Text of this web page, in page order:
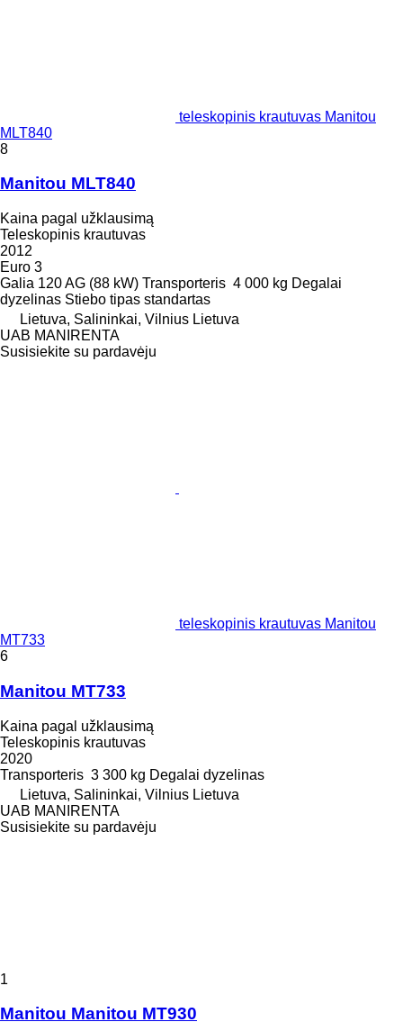
teleskopinis krautuvas Manitou
MLT840
8
Manitou MLT840
Kaina pagal užklausimą
Teleskopinis krautuvas
2012
Euro 3
Galia 120 AG (88 kW) Transporteris 4 000 kg Degalai
dyzelinas Stiebo tipas standartas
Lietuva, Salininkai, Vilnius Lietuva
UAB MANIRENTA
Susisiekite su pardavėju
teleskopinis krautuvas Manitou
MT733
6
Manitou MT733
Kaina pagal užklausimą
Teleskopinis krautuvas
2020
Transporteris 3 300 kg Degalai dyzelinas
Lietuva, Salininkai, Vilnius Lietuva
UAB MANIRENTA
Susisiekite su pardavėju
1
Manitou Manitou MT930